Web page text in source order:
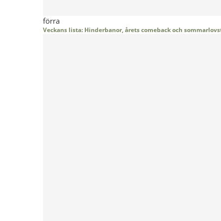
förra
Veckans lista: Hinderbanor, årets comeback och